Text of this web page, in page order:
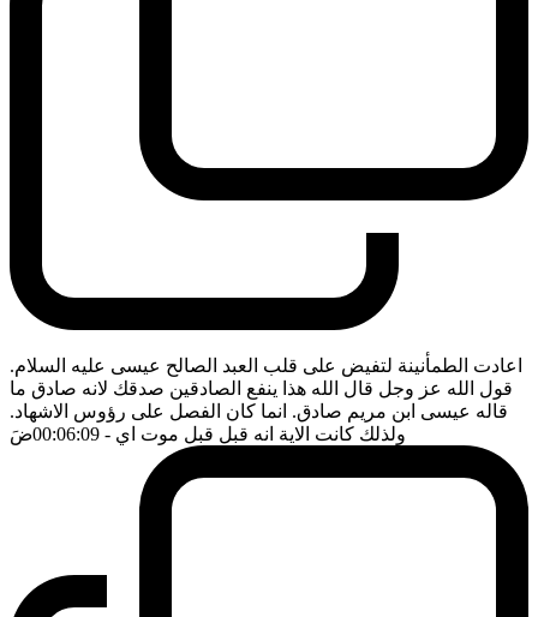
اعادت الطمأنينة لتفيض على قلب العبد الصالح عيسى عليه السلام.
قول الله عز وجل قال الله هذا ينفع الصادقين صدقك لانه صادق ما
قاله عيسى ابن مريم صادق. انما كان الفصل على رؤوس الاشهاد.
ولذلك كانت الاية انه قبل قبل موت اي - 00:06:09 ضَ